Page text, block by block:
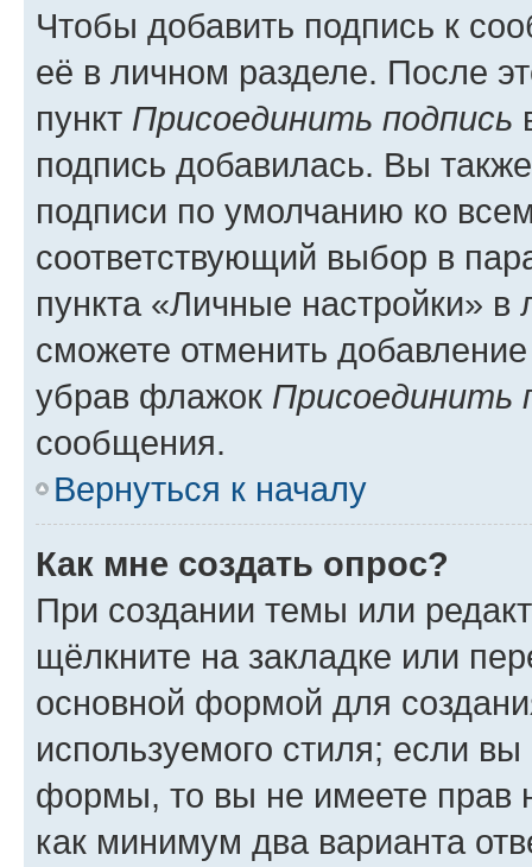
Чтобы добавить подпись к
её в личном разделе. После
пункт Присоединить подпись
подпись добавилась. Вы
подписи по умолчанию ко
соответствующий выбор в
пункта «Личные настройки»
сможете отменить
убрав флажок Присоединить
сообщения.
Вернуться к началу
Как мне создать опрос?
При создании темы или
щёлкните на закладке или
основной формой для
используемого стиля; если
формы, то вы не имеете прав
как минимум два варианта